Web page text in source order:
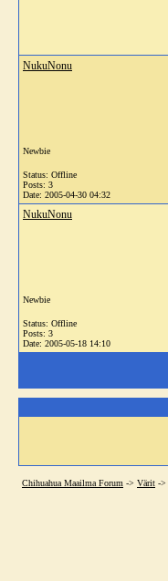
NukuNonu
Newbie
Status: Offline
Posts: 3
Date: 2005-04-30 04:32
NukuNonu
Newbie
Status: Offline
Posts: 3
Date: 2005-05-18 14:10
Chihuahua Maailma Forum -> Värit ->